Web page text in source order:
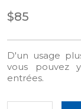
$85
D'un usage
vous pouvez
entrées.